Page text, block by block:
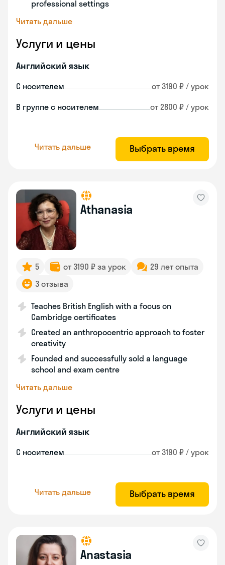
professional settings
Читать дальше
Услуги и цены
Английский язык
С носителем от 3190 ₽ / урок
В группе с носителем от 2800 ₽ / урок
Читать дальше Выбрать время
Athanasia
5 от 3190 ₽ за урок
29 лет опыта
3 отзыва
Teaches British English with a focus on
Cambridge certificates
Created an anthropocentric approach to foster
creativity
Founded and successfully sold a language
school and exam centre
Читать дальше
Услуги и цены
Английский язык
С носителем от 3190 ₽ / урок
Читать дальше Выбрать время
Anastasia